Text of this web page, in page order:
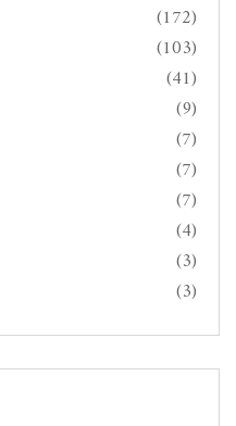
(172)
(103)
(41)
(9)
(7)
(7)
(7)
(4)
(3)
(3)